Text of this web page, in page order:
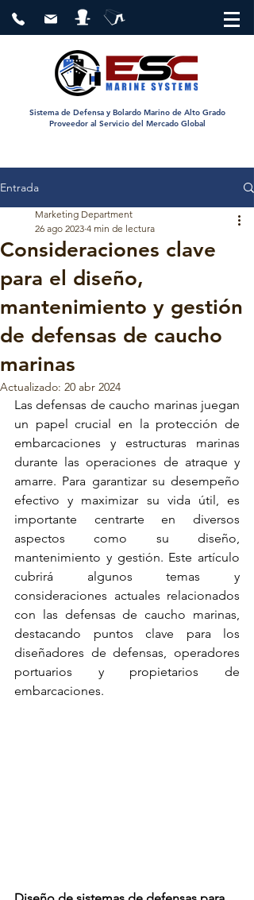
Sistema de Defensa y Bolardo Marino de Alto Grado
Proveedor al Servicio del Mercado Global
Entrada
Consideraciones clave
para el diseño,
mantenimiento y gestión
de defensas de caucho
marinas
Marketing Department
26 ago 2023 4 min de lectura
Actualizado: 20 abr 2024
Las defensas de caucho marinas juegan
un papel crucial en la protección de
embarcaciones y estructuras marinas
durante las operaciones de atraque y
amarre. Para garantizar su desempeño
efectivo y maximizar su vida útil, es
importante centrarte en diversos
aspectos como su diseño,
mantenimiento y gestión. Este artículo
cubrirá algunos temas y
consideraciones actuales relacionados
con las defensas de caucho marinas,
destacando puntos clave para los
diseñadores de defensas, operadores
portuarios y propietarios de
embarcaciones.